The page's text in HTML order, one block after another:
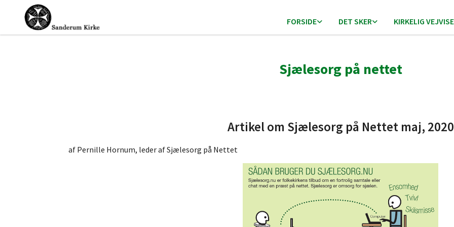
FORSIDE DET SKER KIRKELIG
Sjælesorg på nettet
Artikel om Sjælesorg på Nettet maj, 2020
af Pernille Hornum, leder af Sjælesorg på Nettet